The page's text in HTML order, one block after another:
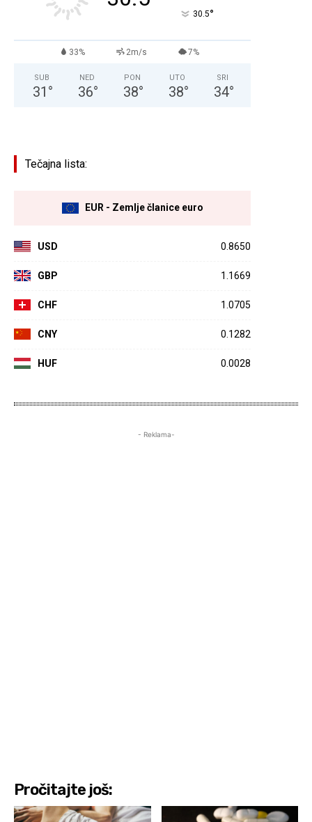
30.5°
33% 2m/s 7%
SUB
31 °
NED
36°
PON
38°
UTO
38°
SRI
34°
Tečajna lista:
EUR - Zemlje članice euro
USD 0.8650
GBP 1.1669
CHF 1.0705
CNY 0.1282
HUF 0.0028
- Reklama-
Pročitajte još: